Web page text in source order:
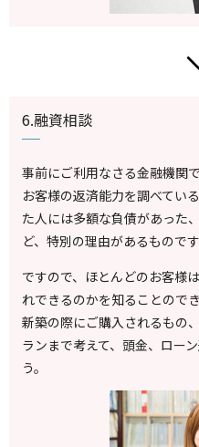
6.融資相談
事前にご利用なさる金融機関
お客様の返済能力を調べてい
た人には多額な負債があった
ど、特別の理由があるものです
ですので、ほとんどのお客様
れできるのかを知ることので
新築の際にご購入されるもの
ランまで考えて、頭金、ロー
う。